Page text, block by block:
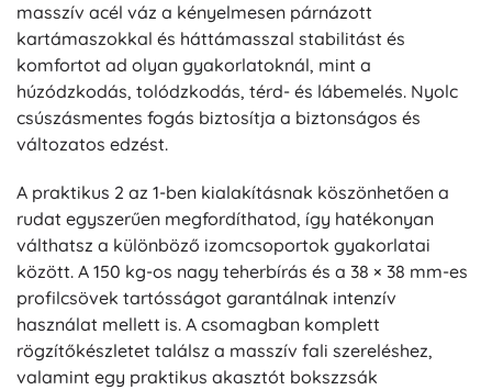
masszív acél váz a kényelmesen párnázott
kartámaszokkal és háttámasszal stabilitást és
komfortot ad olyan gyakorlatoknál, mint a
húzódzkodás, tolódzkodás, térd- és lábemelés. Nyolc
csúszásmentes fogás biztosítja a biztonságos és
változatos edzést.
A praktikus 2 az 1-ben kialakításnak köszönhetően a
rudat egyszerűen megfordíthatod, így hatékonyan
válthatsz a különböző izomcsoportok gyakorlatai
között. A 150 kg-os nagy teherbírás és a 38 × 38 mm-es
profilcsövek tartósságot garantálnak intenzív
használat mellett is. A csomagban komplett
rögzítőkészletet találsz a masszív fali szereléshez,
valamint egy praktikus akasztót bokszzsák